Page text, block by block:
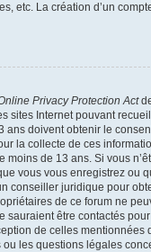
etc. La création d’un
Privacy Protection Act
sites Internet pouvant
ans doivent obtenir le
la collecte de ces
moins de 13 ans. Si vous
vous vous enregistrez ou
conseiller juridique pour
de ce forum ne
sauraient être contactés
de celles mentionnées
les questions légales